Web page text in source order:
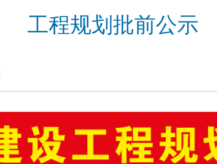
工程规划批前公示